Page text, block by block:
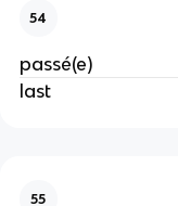
54
passé(e)
last
55